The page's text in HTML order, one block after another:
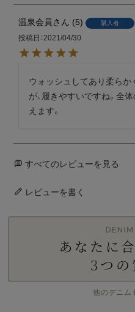
温泉会員 5 購入者
投稿日 2021/04/30
ウォッシュしてあり柔らか
が、履きやすいですね。全
えます。
すべてのレビューを見る
レビューを書く
他のデニム